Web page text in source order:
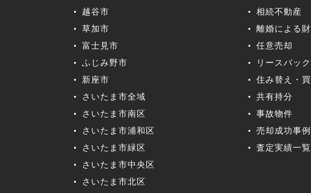
越谷市
草加市
富士見市
ふじみ野市
新座市
さいたま市全域
さいたま市南区
さいたま市浦和区
さいたま市緑区
さいたま市中央区
さいたま市北区
相続不動産
離婚による
任意売却
リースバック
住み替え・買
共有持分
事故物件
売却成功事
査定実績一覧